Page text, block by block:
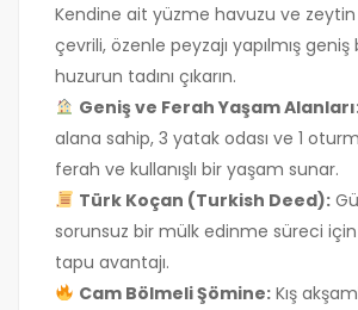
Kendine ait yüzme havuzu ve zeytin
çevrili, özenle peyzajı yapılmış
huzurun tadını çıkarın.
Geniş ve Ferah Yaşam
alana sahip, 3 yatak odası ve 1
ferah ve kullanışlı bir yaşam sunar.
Türk Koçan (Turkish Deed):
sorunsuz bir mülk edinme süreci için
tapu avantajı.
Cam Bölmeli Şömine:Kış